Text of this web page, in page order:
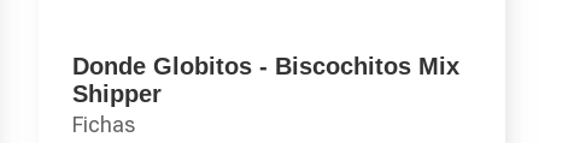
Donde Globitos - Biscochitos Mix
Shipper
Fichas